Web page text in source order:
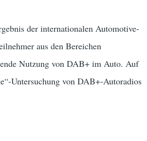
der internationalen Automotive-
aus den Bereichen
Nutzung von DAB+ im Auto. Auf
Untersuchung von DAB+-Autoradios